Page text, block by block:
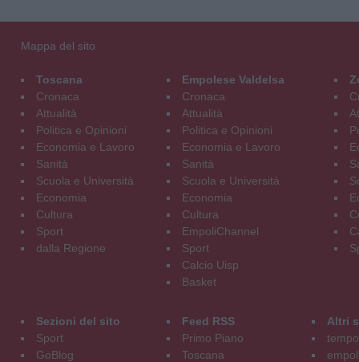
Mappa del sito
Toscana
Cronaca
Attualità
Politica e Opinioni
Economia e Lavoro
Sanità
Scuola e Università
Economia
Cultura
Sport
dalla Regione
Empolese Valdelsa
Cronaca
Attualità
Politica e Opinioni
Economia e Lavoro
Sanità
Scuola e Università
Economia
Cultura
EmpoliChannel
Sport
Calcio Uisp
Basket
Sezioni del sito
Sport
GoBlog
Feed RSS
Primo Piano
Toscana
Altri